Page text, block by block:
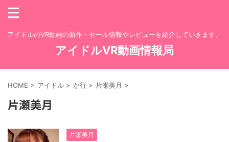
アイドルのVR動画の新作・セール情報やレビューを紹介していきます。
アイドルVR動画情報局
HOME > アイドル > か行 > 片瀬美月 >
片瀬美月
片瀬美月